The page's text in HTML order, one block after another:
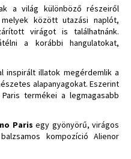
a világ különböző részeiről
között utazási naplót,
virágot is találhatnánk.
a korábbi hangulatokat,
inspirált illatok megérdemlik a
alapanyagokat. Eszerint
termékei a legmagasabb
Paris egy gyönyörű, virágos
kompozíció Alienor